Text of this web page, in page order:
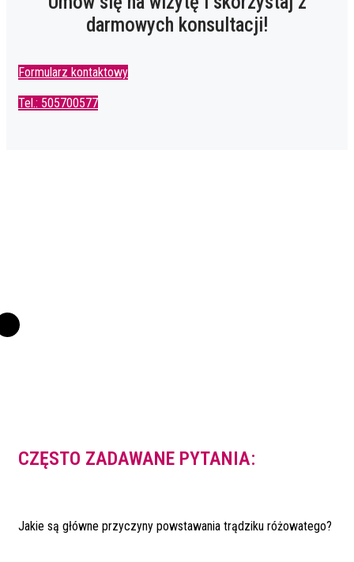
darmowych konsultacji!
Formularz kontaktowy
Tel.: 505700577
CZĘSTO ZADAWANE PYTANIA:
Jakie są główne przyczyny powstawania trądziku różowatego?